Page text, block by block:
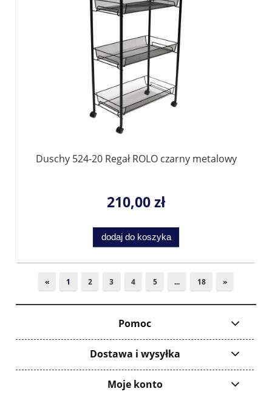
Duschy 524-20 Regał ROLO czarny metalowy
210,00 zł
dodaj do koszyka
« 1 2 3 4 5 ... 18 »
Pomoc
Dostawa i wysyłka
Moje konto